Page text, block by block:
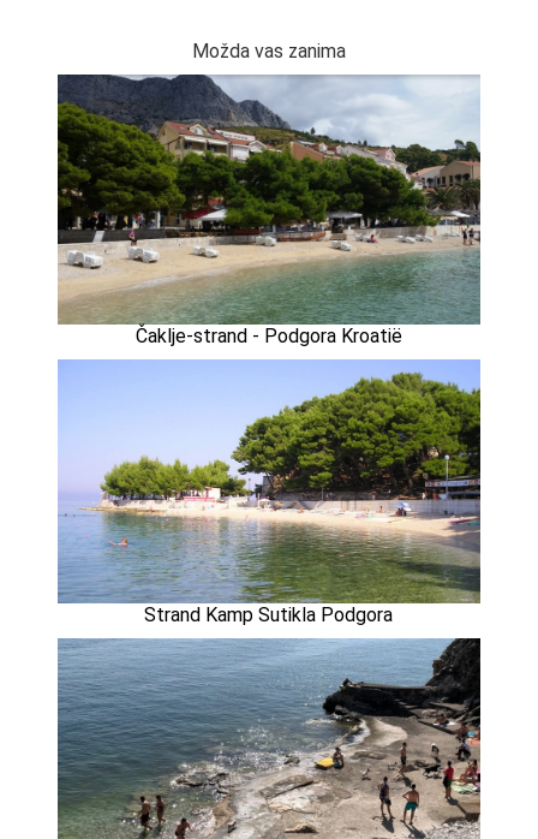
Možda vas zanima
Čaklje-strand - Podgora Kroatië
Strand Kamp Sutikla Podgora